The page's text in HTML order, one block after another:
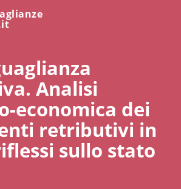
Analisi
economica dei
retributivi in
sullo stato